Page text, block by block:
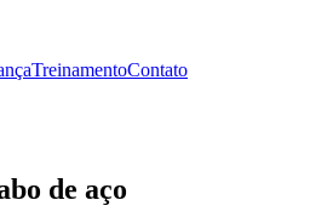
TreinamentoContato
de aço